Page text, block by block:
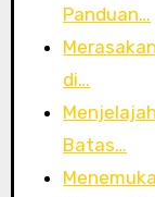
Panduan…
di…
Batas…